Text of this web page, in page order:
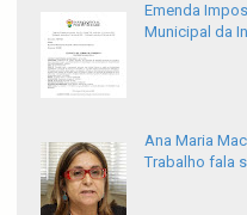
Emenda
Municipal da
Ana Maria
Trabalho fala